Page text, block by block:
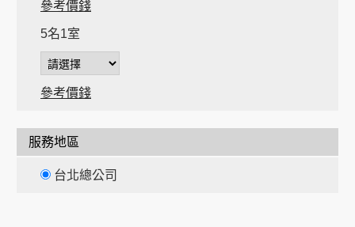
參考價錢
5名1室
參考價錢
服務地區
台北總公司